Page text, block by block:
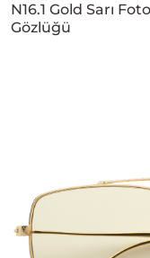
N16.1 Gold Sarı
Gözlüğü